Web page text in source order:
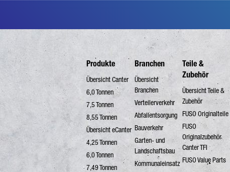
Produkte
Übersicht Canter
6,0 Tonnen
7,5 Tonnen
8,55 Tonnen
Übersicht eCanter
4,25 Tonnen
6,0 Tonnen
7,49 Tonnen
Branchen
Übersicht
Branchen
Verteilerverkehr
Abfallentsorgung
Bauverkehr
Garten- und
Landschaftsbau
Kommunaleinsatz
Teile &
Zubehör
Übersicht Teile &
Zubehör
FUSO Originalteile
FUSO
Originalzubehör
Canter TFI
FUSO Value Parts